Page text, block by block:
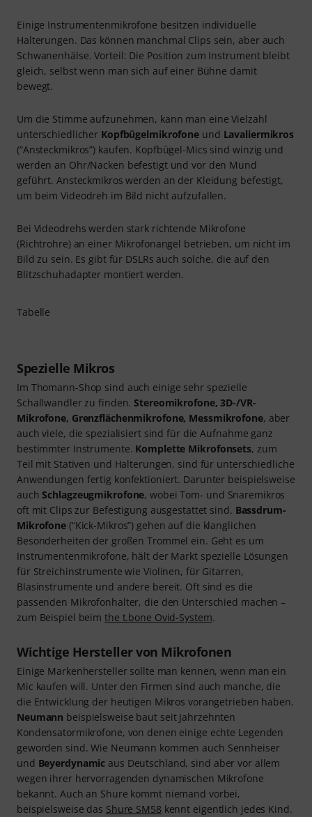
Einige Instrumentenmikrofone besitzen individuelle
Halterungen. Das können manchmal Clips sein, aber auch
Schwanenhälse. Vorteil: Die Position zum Instrument bleibt
gleich, selbst wenn man sich auf einer Bühne damit
bewegt.
Um die Stimme aufzunehmen, kann man eine Vielzahl
unterschiedlicher Kopfbügelmikrofone und Lavaliermikros
(“Ansteckmikros”) kaufen. Kopfbügel-Mics sind winzig und
werden an Ohr/Nacken befestigt und vor den Mund
geführt. Ansteckmikros werden an der Kleidung befestigt,
um beim Videodreh im Bild nicht aufzufallen.
Bei Videodrehs werden stark richtende Mikrofone
(Richtrohre) an einer Mikrofonangel betrieben, um nicht im
Bild zu sein. Es gibt für DSLRs auch solche, die auf den
Blitzschuhadapter montiert werden.
Tabelle
Spezielle Mikros
Im Thomann-Shop sind auch einige sehr spezielle
Schallwandler zu finden.Stereomikrofone, 3D-/VR-
Mikrofone, Grenzflächenmikrofone, Messmikrofone, aber
auch viele, die spezialisiert sind für die Aufnahme ganz
bestimmter Instrumente. Komplette Mikrofonsets, zum
Teil mit Stativen und Halterungen, sind für unterschiedliche
Anwendungen fertig konfektioniert. Darunter beispielsweise
auchSchlagzeugmikrofone, wobei Tom- und Snaremikros
oft mit Clips zur Befestigung ausgestattet sind. Bassdrum-
Mikrofone (“Kick-Mikros”) gehen auf die klanglichen
Besonderheiten der großen Trommel ein. Geht es um
Instrumentenmikrofone, hält der Markt spezielle Lösungen
für Streichinstrumente wie Violinen, für Gitarren,
Blasinstrumente und andere bereit. Oft sind es die
passenden Mikrofonhalter, die den Unterschied machen –
zum Beispiel beimthe t.bone Ovid-System.
Wichtige Hersteller von Mikrofonen
Einige Markenhersteller sollte man kennen, wenn man ein
Mic kaufen will. Unter den Firmen sind auch manche, die
die Entwicklung der heutigen Mikros vorangetrieben haben.
Neumann beispielsweise baut seit Jahrzehnten
Kondensatormikrofone, von denen einige echte Legenden
geworden sind. Wie Neumann kommen auch Sennheiser
und Beyerdynamic aus Deutschland, sind aber vor allem
wegen ihrer hervorragenden dynamischen Mikrofone
bekannt. Auch an Shure kommt niemand vorbei,
beispielsweise das Shure SM58 kennt eigentlich jedes Kind.